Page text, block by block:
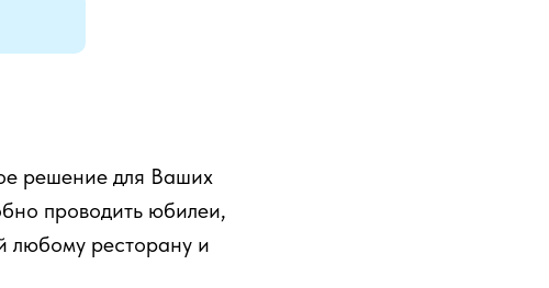
решение для Ваших
проводить юбилеи,
любому ресторану и